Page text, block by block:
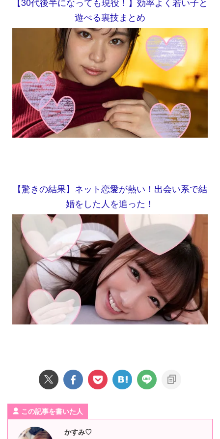
遊べる裏技まとめ
【驚きの結果】ネット恋愛が熱い！出会い系で結
婚をした人を追った！
この記事を書いた人
かすみ♡